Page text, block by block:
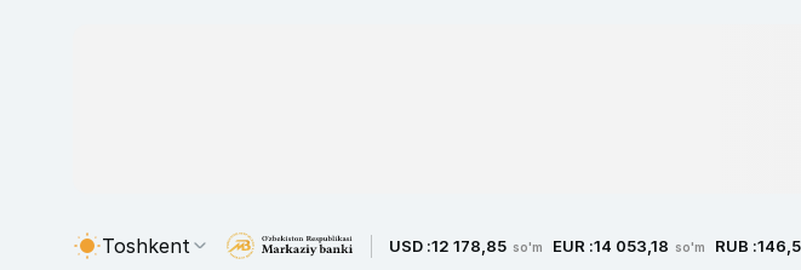
Toshkent USD :12 178,85 so'm EUR :14 053,18 so'm RUB :